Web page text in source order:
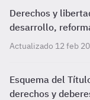
Derechos y
desarrollo,
Actualizado 12 feb
Esquema del
derechos y